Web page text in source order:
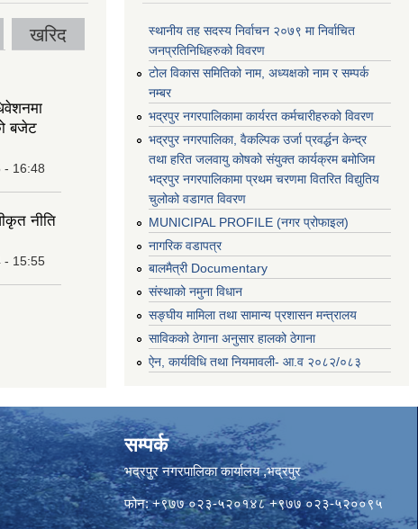
खरिद
बजेट
- 16:48
नीति
- 15:55
स्थानीय तह सदस्य निर्वाचन २०७९ मा निर्वाचित
जनप्रतिनिधिहरुको विवरण
टोल विकास समितिको नाम, अध्यक्षको नाम र सम्पर्क
नम्बर
भद्रपुर नगरपालिकामा कार्यरत कर्मचारीहरुको विवरण
भद्रपुर नगरपालिका, वैकल्पिक उर्जा प्रवर्द्धन केन्द्र
तथा हरित जलवायु कोषको संयुक्त कार्यक्रम बमोजिम
भद्रपुर नगरपालिकामा प्रथम चरणमा वितरित विद्युतिय
चुलोको वडागत विवरण
MUNICIPAL PROFILE (नगर प्रोफाइल)
नागरिक वडापत्र
बालमैत्री Documentary
संस्थाको नमुना विधान
सङ्घीय मामिला तथा सामान्य प्रशासन मन्त्रालय
साविकको ठेगाना अनुसार हालको ठेगाना
ऐन, कार्यविधि तथा नियमावली- आ.व २०८२/०८३
सम्पर्क
भद्रपुर नगरपालिका कार्यालय ,भद्रपुर
फोन: +९७७ ०२३-५२०१४८ +९७७ ०२३-५२००९५